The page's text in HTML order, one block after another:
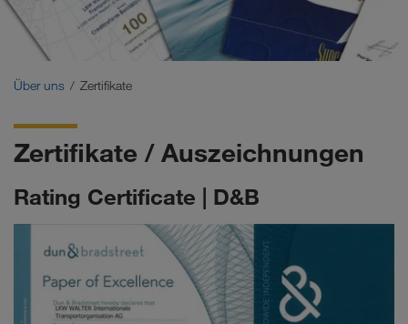
Zertifikate
Compliance
WALTER GROUP
Jobs & Karriere
Über uns Zertifikate
Zertifikate / Auszeichnungen
Rating Certificate | D&B